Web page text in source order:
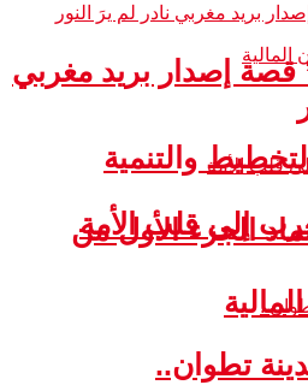
والتنمية
الجزء الأول من
قصة إصدار بريد مغربي
إلى قلب الأمة
تطوان..